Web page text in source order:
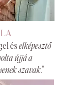
éselképesztő
újjá a
szavak."